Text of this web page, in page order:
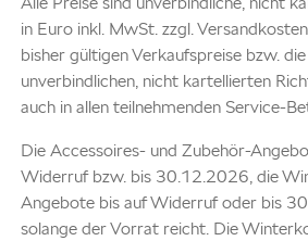
in Euro inkl. MwSt. zzgl.
bisher gültigen Verkaufspreise bzw.
unverbindlichen, nicht kartellierten
auch in allen teilnehmenden Service-
Die Accessoires- und Zubehör-
Widerruf bzw. bis 30.12.2026, die
Angebote bis auf Widerruf oder bis
solange der Vorrat reicht. Die